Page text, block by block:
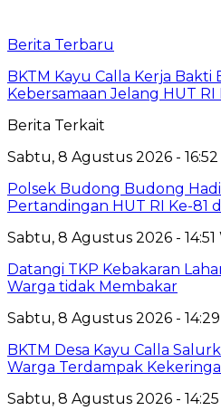
Berita Terbaru
BKTM Kayu Calla Kerja
Kebersamaan Jelang HUT RI
Berita Terkait
Sabtu, 8 Agustus 2026 -
Polsek Budong Budong
Pertandingan HUT RI Ke-81
Sabtu, 8 Agustus 2026 - 14:51
Datangi TKP Kebakaran
Warga tidak Membakar
Sabtu, 8 Agustus 2026 -
BKTM Desa Kayu Calla
Warga Terdampak
Sabtu, 8 Agustus 2026 -